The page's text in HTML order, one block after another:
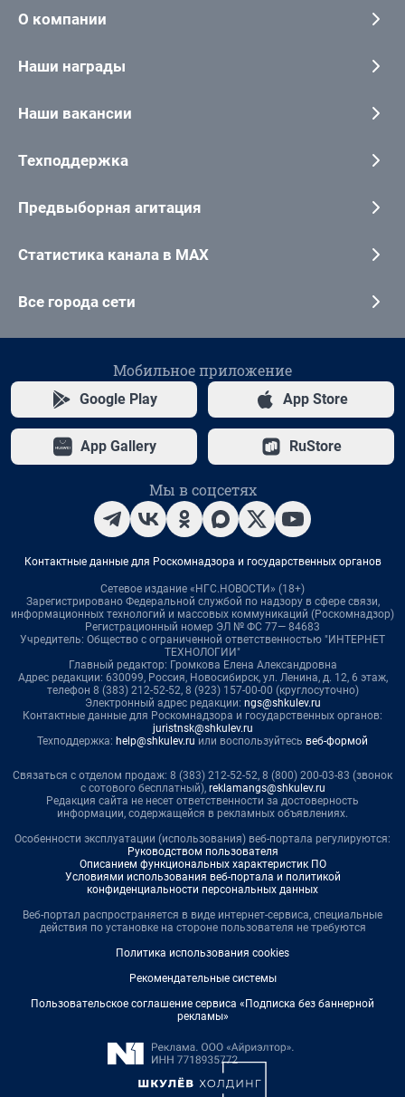
О компании
Наши награды
Наши вакансии
Техподдержка
Предвыборная агитация
Статистика канала в MAX
Все города сети
Мобильное приложение
Google Play App Store
App Gallery RuStore
Мы в соцсетях
Контактные данные для Роскомнадзора и государственных органов
Сетевое издание «НГС.НОВОСТИ» (18+)
Зарегистрировано Федеральной службой по надзору в сфере связи,
информационных технологий и массовых коммуникаций (Роскомнадзор)
Регистрационный номер ЭЛ № ФС 77— 84683
Учредитель: Общество с ограниченной ответственностью "ИНТЕРНЕТ
ТЕХНОЛОГИИ"
Главный редактор: Громкова Елена Александровна
Адрес редакции: 630099, Россия, Новосибирск, ул. Ленина, д. 12, 6 этаж,
телефон 8 (383) 212-52-52, 8 (923) 157-00-00 (круглосуточно)
Электронный адрес редакции: ngs@shkulev.ru
Контактные данные для Роскомнадзора и государственных органов:
juristnsk@shkulev.ru
Техподдержка: help@shkulev.ru или воспользуйтесь веб-формой
Связаться с отделом продаж: 8 (383) 212-52-52, 8 (800) 200-03-83 (звонок
с сотового бесплатный), reklamangs@shkulev.ru
Редакция сайта не несет ответственности за достоверность
информации, содержащейся в рекламных объявлениях.
Особенности эксплуатации (использования) веб-портала регулируются:
Руководством пользователя
Описанием функциональных характеристик ПО
Условиями использования веб-портала и политикой
конфиденциальности персональных данных
Веб-портал распространяется в виде интернет-сервиса, специальные
действия по установке на стороне пользователя не требуются
Политика использования cookies
Рекомендательные системы
Пользовательское соглашение сервиса «Подписка без баннерной
рекламы»